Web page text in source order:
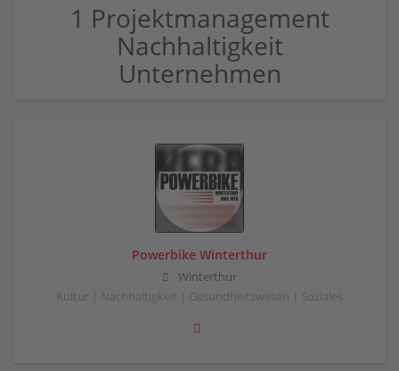
1 Projektmanagement
Nachhaltigkeit
Unternehmen
Powerbike Winterthur
Winterthur
Kultur | Nachhaltigkeit | Gesundheitswesen | Soziales